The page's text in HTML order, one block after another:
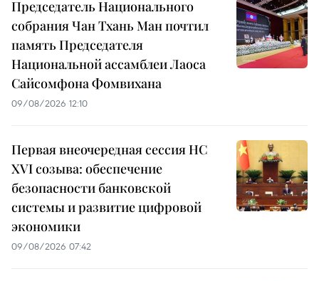
Председатель Национального
собрания Чан Тхань Ман почтил
память Председателя
Национальной ассамблеи Лаоса
Сайсомфона Фомвихана
09/08/2026 12:10
Первая внеочередная сессия НС
XVI созыва: обеспечение
безопасности банковской
системы и развитие цифровой
экономики
09/08/2026 07:42